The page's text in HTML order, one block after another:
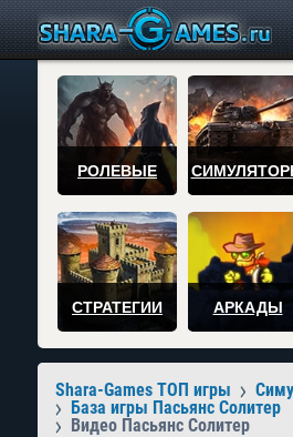
РОЛЕВЫЕ
СТРАТЕГИИ АРКАДЫ
Shara-Games ТОП игры
База игры Пасьянс Солитер
Видео Пасьянс Солитер